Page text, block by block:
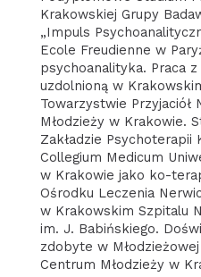
Krakowskiej Grupy
„Impuls
Ecole Freudienne w
psychoanalityka. Praca
uzdolnioną w
Towarzystwie Przyjaciół
Młodzieży w Krakowie.
Zakładzie Psychoterapii
Collegium Medicum
w Krakowie jako ko-
Ośrodku Leczenia
w Krakowskim Szpitalu
im. J. Babińskiego.
zdobyte w
Centrum Młodzieży w